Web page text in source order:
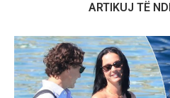
ARTIKUJ TË